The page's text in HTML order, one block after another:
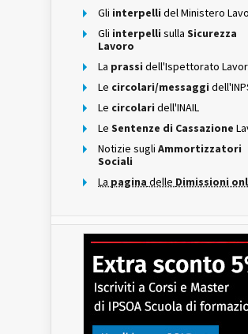
Gli interpelli del Ministero
Gli interpelli sulla Sicurezza
Lavoro
La prassi dell'Ispettorato
Le circolari/messaggi
Le circolari dell'INAIL
Le Sentenze di Cassazione
Notizie sugli Ammortizzatori
Sociali
La pagina delle Dimissioni